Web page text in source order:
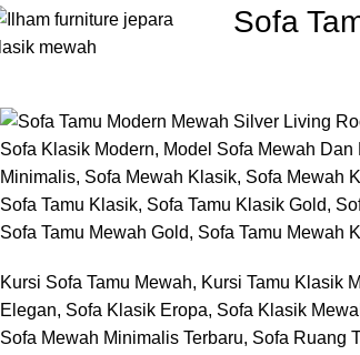
Sofa
Kursi Sofa Tamu Mewah, Kursi Tamu Klasik
Elegan, Sofa Klasik Eropa, Sofa Klasik
Sofa Mewah Minimalis Terbaru, Sofa Ruang